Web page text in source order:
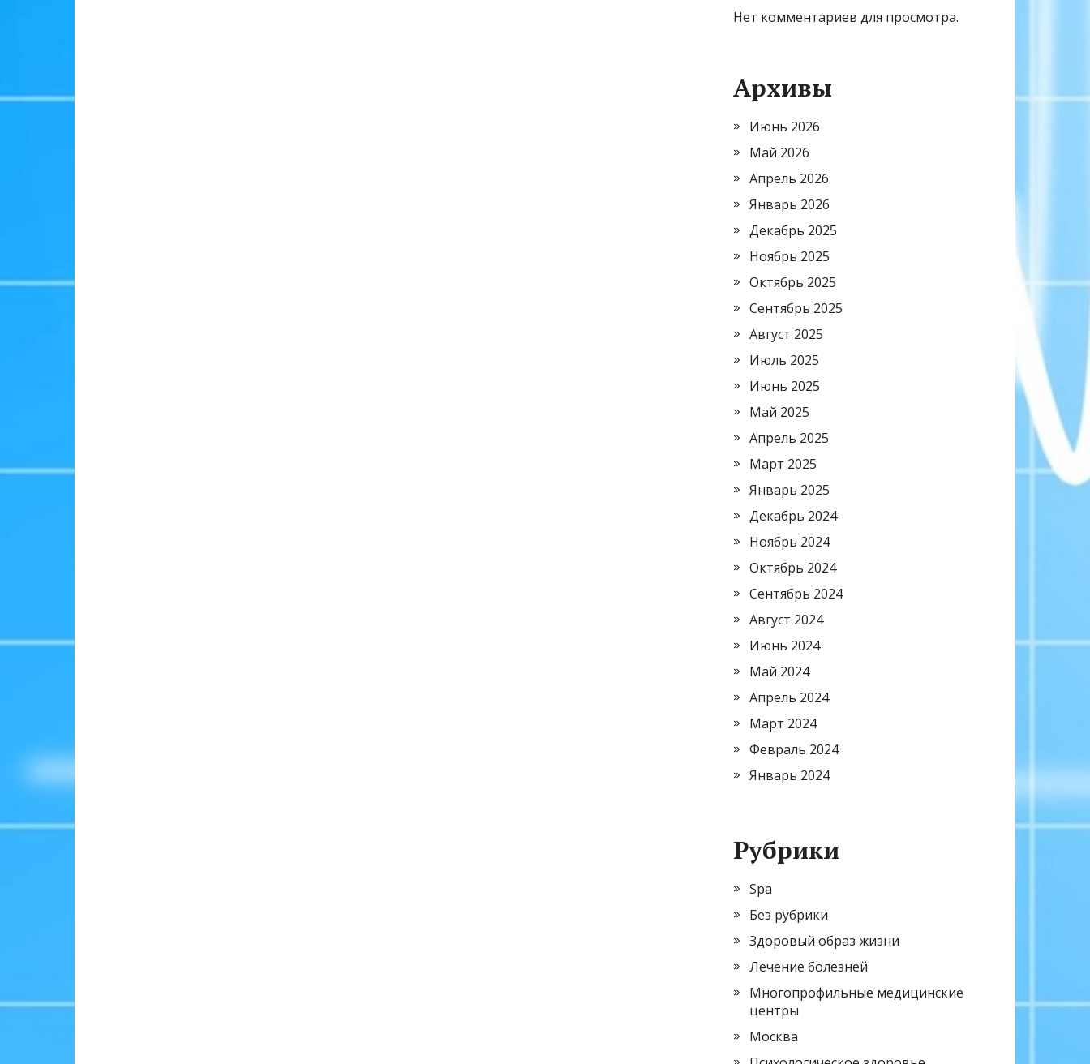
Нет комментариев для просмотра.
Архивы
Июнь 2026
Май 2026
Апрель 2026
Январь 2026
Декабрь 2025
Ноябрь 2025
Октябрь 2025
Сентябрь 2025
Август 2025
Июль 2025
Июнь 2025
Май 2025
Апрель 2025
Март 2025
Январь 2025
Декабрь 2024
Ноябрь 2024
Октябрь 2024
Сентябрь 2024
Август 2024
Июнь 2024
Май 2024
Апрель 2024
Март 2024
Февраль 2024
Январь 2024
Рубрики
Spa
Без рубрики
Здоровый образ жизни
Лечение болезней
Многопрофильные медицинские
центры
Москва